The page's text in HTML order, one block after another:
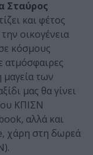
Σταύρος
και φέτος
οικογένεια
κόσμους
ατμόσφαιρες
μαγεία των
μας θα γίνει
ΚΠΙΣΝ
αλλά και
χάρη στη δωρεά